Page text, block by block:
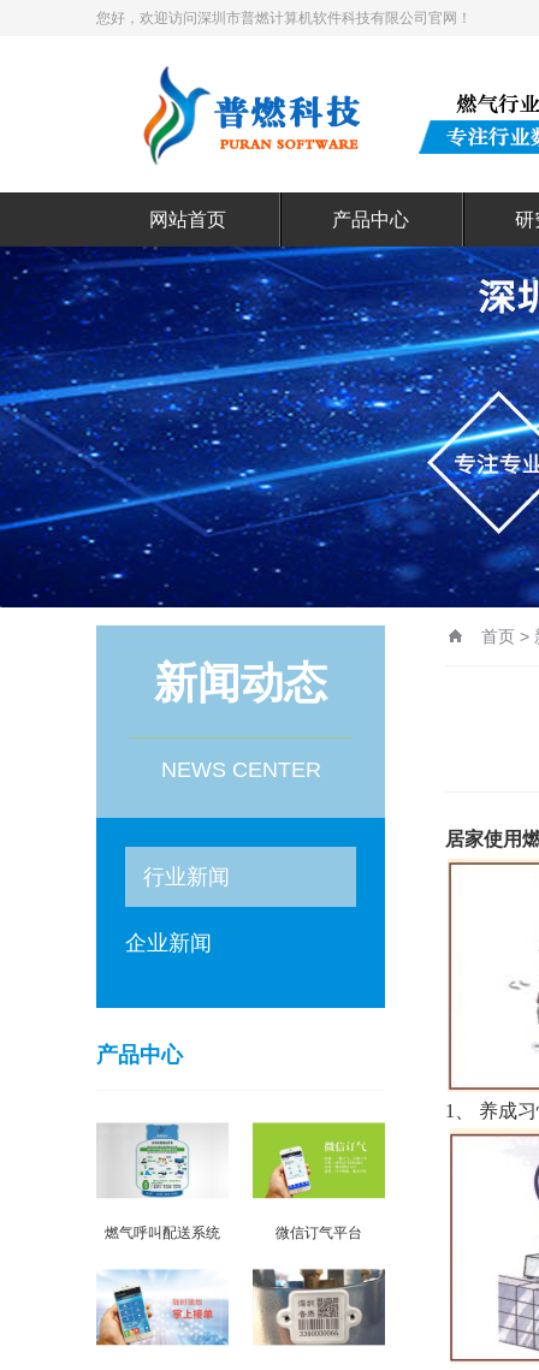
您好，欢迎访问深圳市普燃计算机软件科技有限公司官网！
网站首页 产品中心 研
新闻动态
NEWS CENTER
行业新闻
企业新闻
产品中心
燃气呼叫配送系统 微信订气平台
首页 >
居家使用
1 、 养成